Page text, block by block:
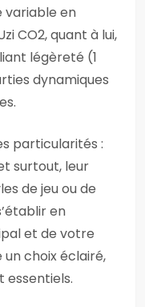
variable en
CO2, quant à lui,
légèreté (1
dynamiques
particularités :
surtout, leur
de jeu ou de
en
et de votre
un choix éclairé,
essentiels.